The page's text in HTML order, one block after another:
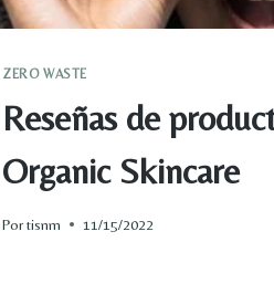
ZERO WASTE
Reseñas de
Organic Skincare
Portisnm 11/15/2022